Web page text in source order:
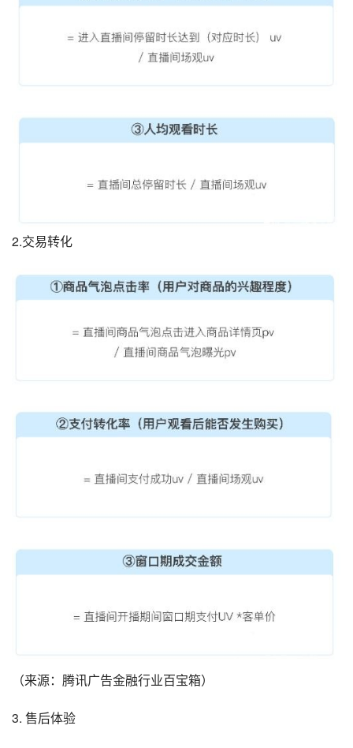
2.交易转化
（来源：腾讯广告金融行业百宝箱）
3. 售后体验